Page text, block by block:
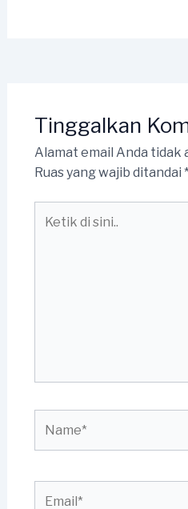
Tinggalkan
Alamat email Anda tidak
Ruas yang wajib ditandai *